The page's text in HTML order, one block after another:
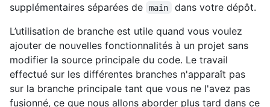
supplémentaires séparées de
main
dans votre dépôt.
L’utilisation de branche est utile quand vous voulez
ajouter de nouvelles fonctionnalités à un projet sans
modifier la source principale du code. Le travail
effectué sur les différentes branches n'apparaît pas
sur la branche principale tant que vous ne l'avez pas
fusionné, ce que nous allons aborder plus tard dans ce